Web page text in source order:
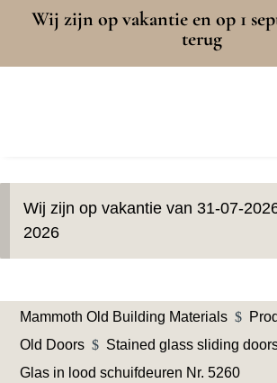
Wij zijn op vakantie en op 1
terug
Wij zijn op vakantie van 31-07-
2026
Mammoth Old Building Materials $
Old Doors $ Stained glass sliding
Glas in lood schuifdeuren Nr. 5260